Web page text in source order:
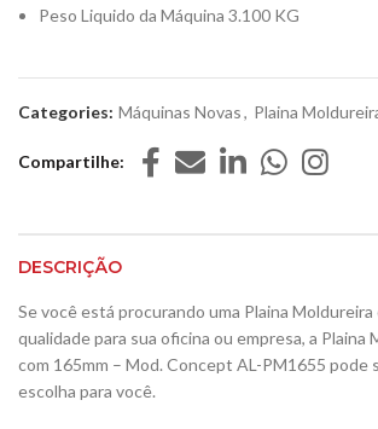
Peso Liquido da Máquina 3.100 KG
Categories: Máquinas Novas, Plaina
Compartilhe
DESCRIÇÃO
Se você está procurando uma Plaina
qualidade para sua oficina ou empresa, a Plaina
com 165mm – Mod. Concept AL-PM1655 pode
escolha para você.